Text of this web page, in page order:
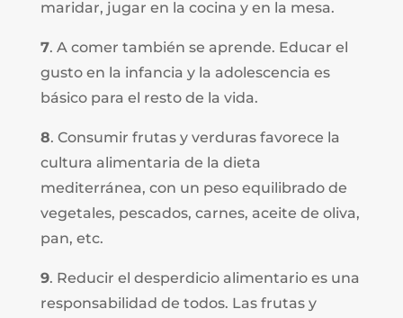
maridar, jugar en la cocina y en la mesa.
7. A comer también se aprende. Educar el
gusto en la infancia y la adolescencia es
básico para el resto de la vida.
8. Consumir frutas y verduras favorece la
cultura alimentaria de la dieta
mediterránea, con un peso equilibrado de
vegetales, pescados, carnes, aceite de oliva,
pan, etc.
9. Reducir el desperdicio alimentario es una
responsabilidad de todos. Las frutas y